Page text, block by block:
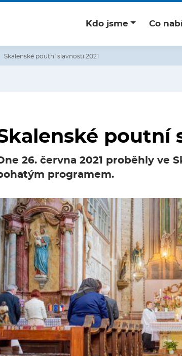
Kdo jsme Co
Skalenské poutní slavnosti 2021
poutní
26. června 2021 proběhly ve
programem.